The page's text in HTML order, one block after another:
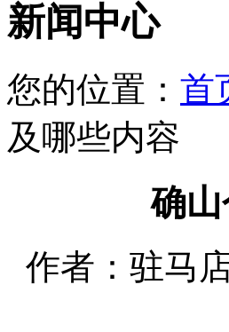
新闻中心
您的位置： 首
及哪些内容
确
作者：驻马